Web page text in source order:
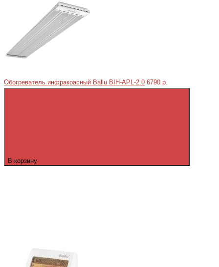
Обогреватель инфракрасный Ballu BIH-APL-2.0 6790 р.
В корзину